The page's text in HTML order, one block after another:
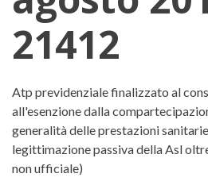
21412
Corte di
Atp previdenziale finalizzato al
all'esenzione dalla
generalità delle prestazioni
legittimazione passiva della Asl
non ufficiale)